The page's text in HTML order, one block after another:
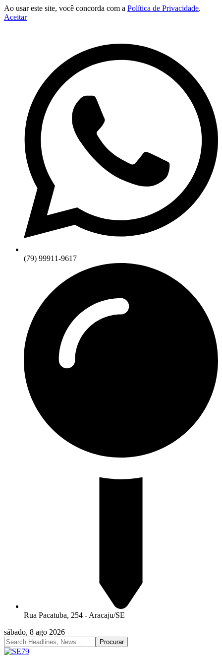
Ao usar este site, você concorda com a Política de Privacidade.
Aceitar
(79) 99911-9617
Rua Pacatuba, 254 - Aracaju/SE
sábado, 8 ago 2026